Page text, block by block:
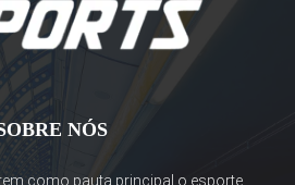
NÓS
como pauta principal o esporte.